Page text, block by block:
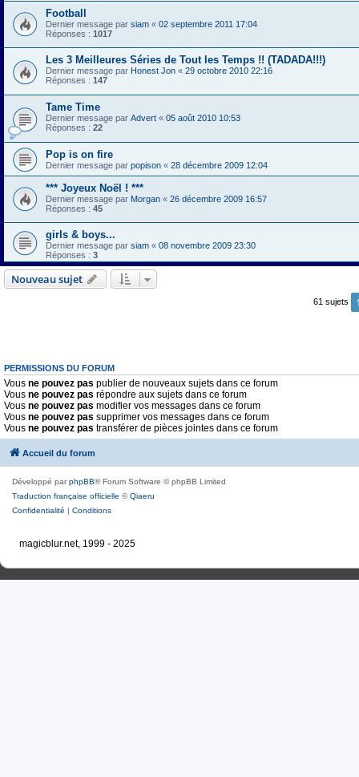
Football
Dernier message par siam « 02 septembre 2011 17:04
Réponses : 1017
Les 3 Meilleures Séries de Tout les Temps !! (TADADA!!!)
Dernier message par Honest Jon « 29 octobre 2010 22:16
Réponses : 147
Tame Time
Dernier message par Advert « 05 août 2010 10:53
Réponses : 22
Pop is on fire
Dernier message par popison « 28 décembre 2009 12:04
*** Joyeux Noël ! ***
Dernier message par Morgan « 26 décembre 2009 16:57
Réponses : 45
girls & boys...
Dernier message par siam « 08 novembre 2009 23:30
Réponses : 3
Nouveau sujet
61 sujets
PERMISSIONS DU FORUM
Vous ne pouvez pas publier de nouveaux sujets dans ce forum
Vous ne pouvez pas répondre aux sujets dans ce forum
Vous ne pouvez pas modifier vos messages dans ce forum
Vous ne pouvez pas supprimer vos messages dans ce forum
Vous ne pouvez pas transférer de pièces jointes dans ce forum
Accueil du forum
Développé parphpBB® Forum Software © phpBB Limited
Traduction française officielle ©Qiaeru
Confidentialité
Conditions
magicblur.net, 1999 - 2025